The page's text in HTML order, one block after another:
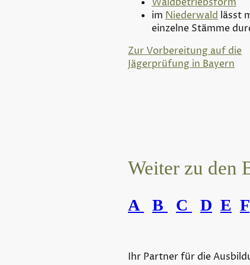
Waldbetriebsform
im Niederwald lässt
einzelne Stämme
Zur Vorbereitung auf die
Jägerprüfung in Bayern
Weiter zu den
A B C D E F
Ihr Partner für die